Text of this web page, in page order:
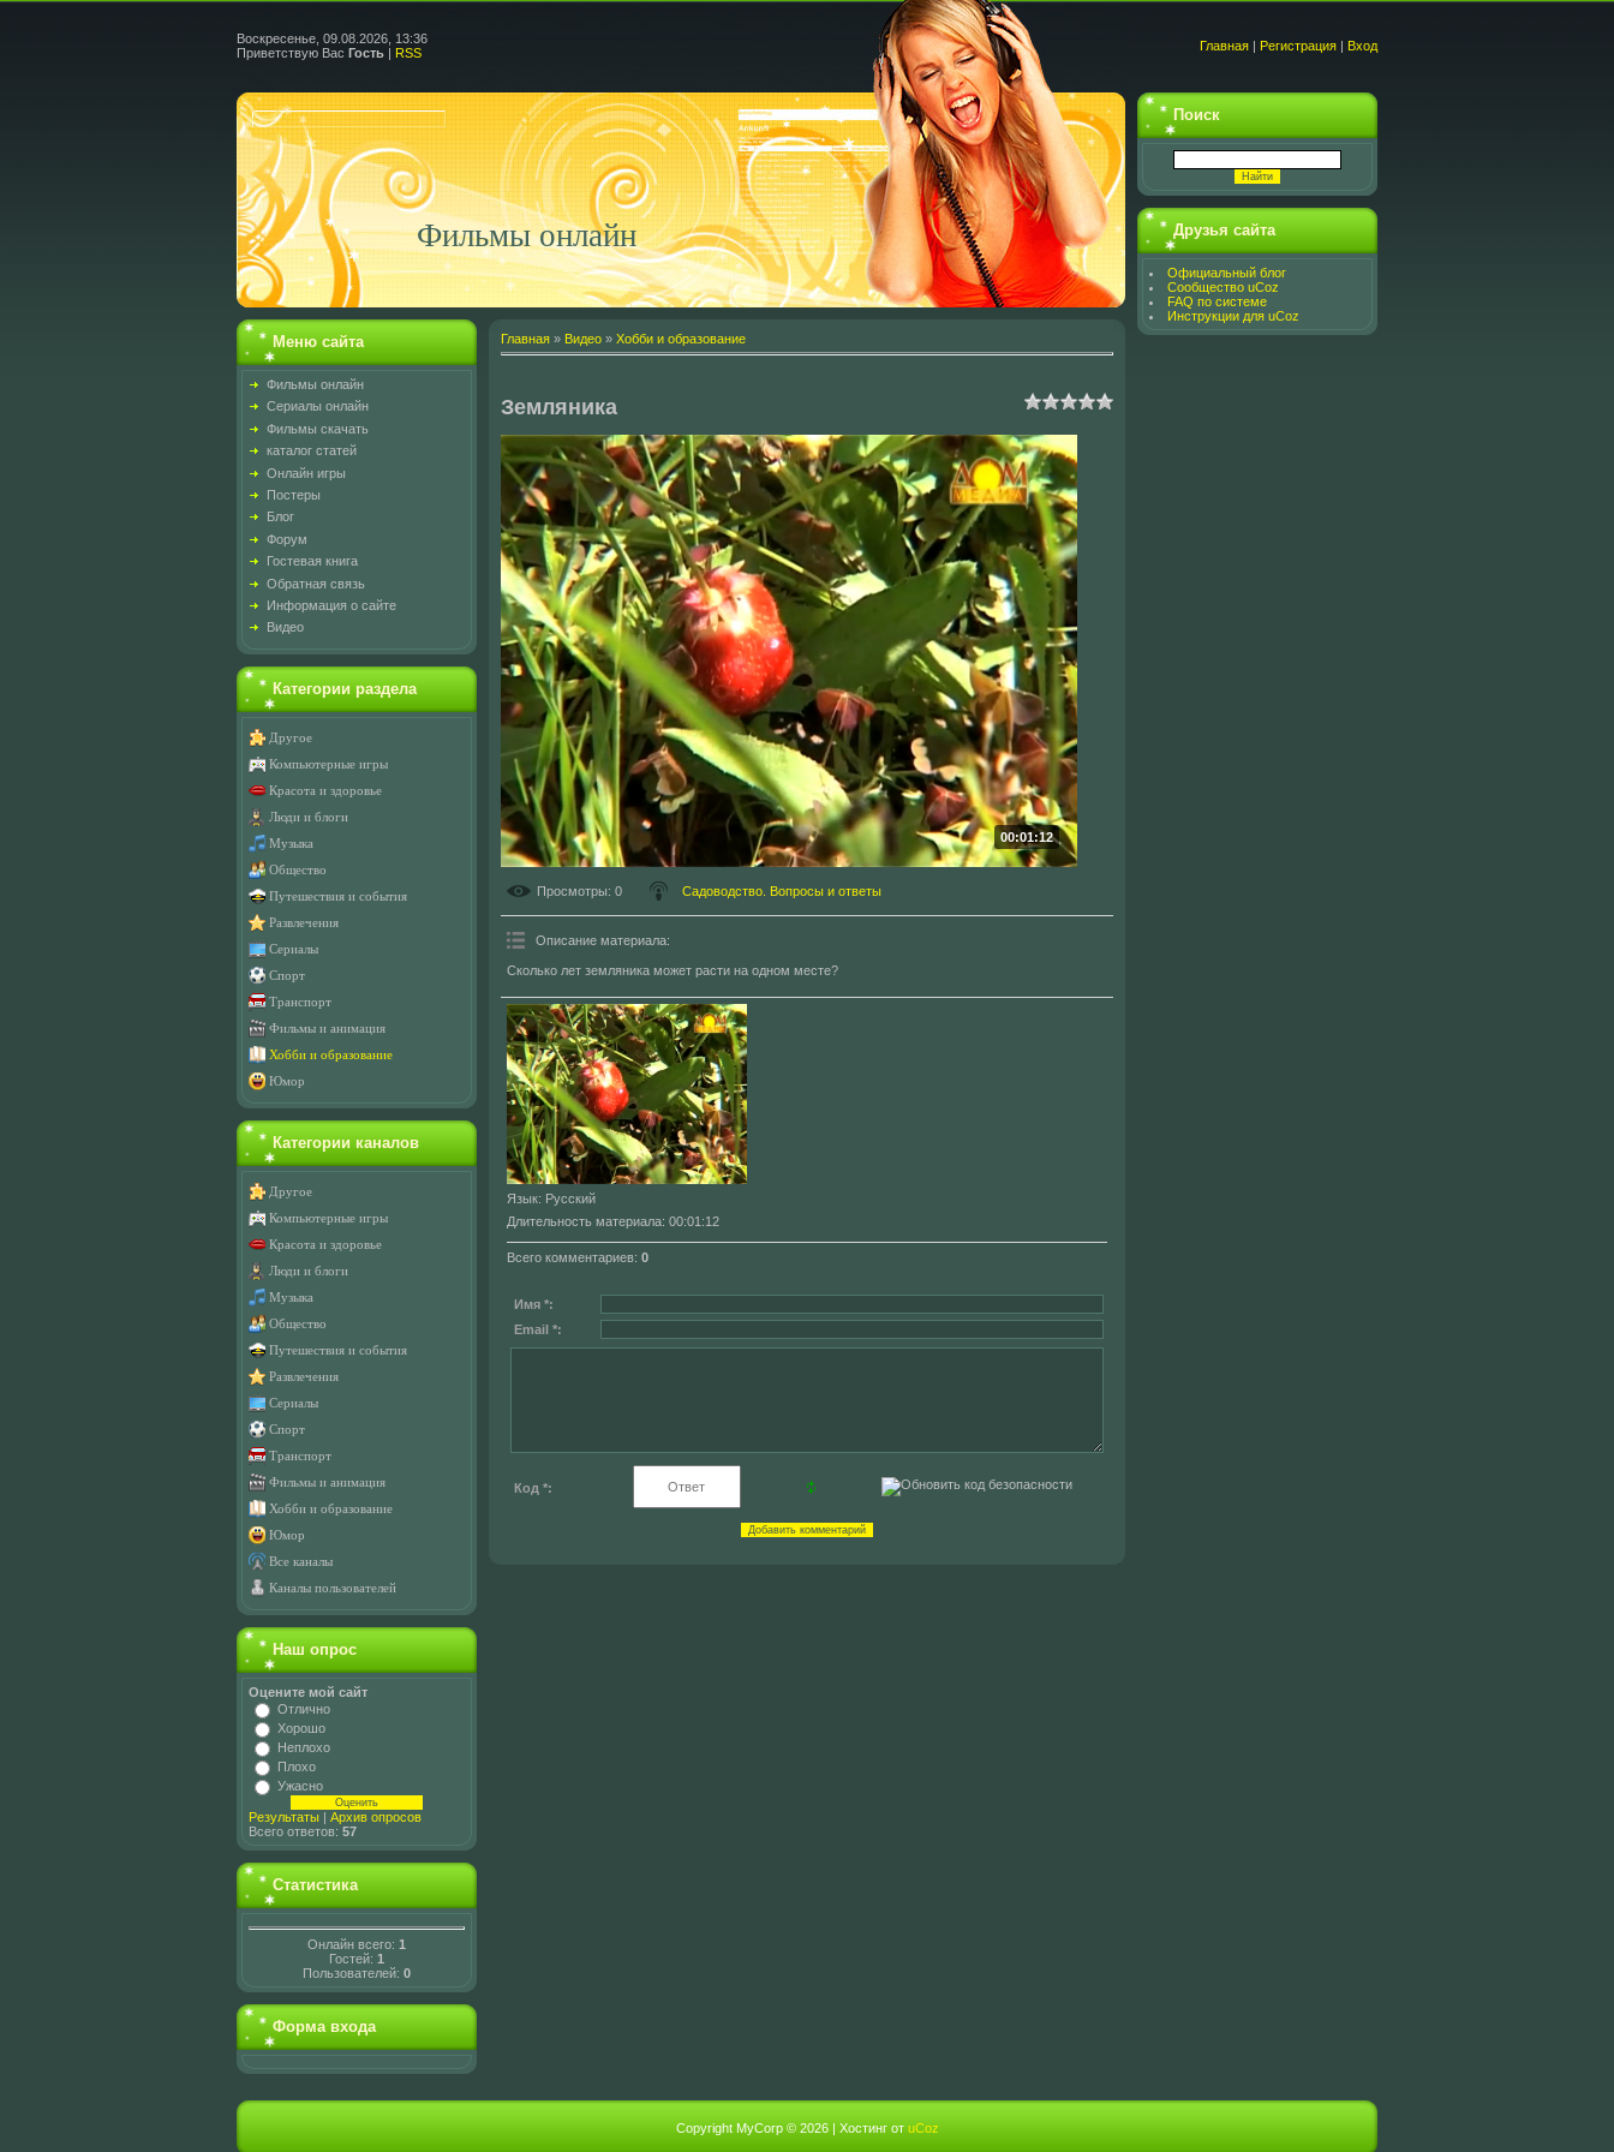
Воскресенье, 09.08.2026, 13:36
Приветствую Вас Гость | RSS Главная | Регистрация | Вход
Фильмы онлайн
Меню сайта
Фильмы онлайн
Сериалы онлайн
Фильмы скачать
каталог статей
Онлайн игры
Постеры
Блог
Форум
Гостевая книга
Обратная связь
Информация о сайте
Видео
Категории раздела
Другое
Компьютерные игры
Красота и здоровье
Люди и блоги
Музыка
Общество
Путешествия и события
Развлечения
Сериалы
Спорт
Транспорт
Фильмы и анимация
Хобби и образование
Юмор
Категории каналов
Другое
Компьютерные игры
Красота и здоровье
Люди и блоги
Музыка
Общество
Путешествия и события
Развлечения
Сериалы
Спорт
Транспорт
Фильмы и анимация
Хобби и образование
Юмор
Все каналы
Каналы пользователей
Наш опрос
Оцените мой сайт
Отлично
Хорошо
Неплохо
Плохо
Ужасно
Результаты | Архив опросов
Всего ответов: 57
Статистика
Онлайн всего: 1
Гостей: 1
Пользователей: 0
Форма входа
Главная » Видео » Хобби и образование
Земляника
00:01:12
Просмотры: 0 Садоводство. Вопросы и ответы
Описание материала:
Сколько лет земляника может расти на одном месте?
Язык: Русский
Длительность материала: 00:01:12
Всего комментариев: 0
Имя *:
Email *:
Код *:
Поиск
Друзья сайта
Официальный блог
Сообщество uCoz
FAQ по системе
Инструкции для uCoz
Copyright MyCorp © 2026| Хостинг от uCoz